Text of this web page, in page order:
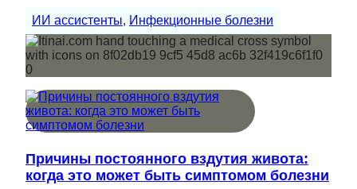
ИИ ассистенты, Инфекционные болезни
Причины постоянного вздутия живота:
когда это может быть симптомом болезни